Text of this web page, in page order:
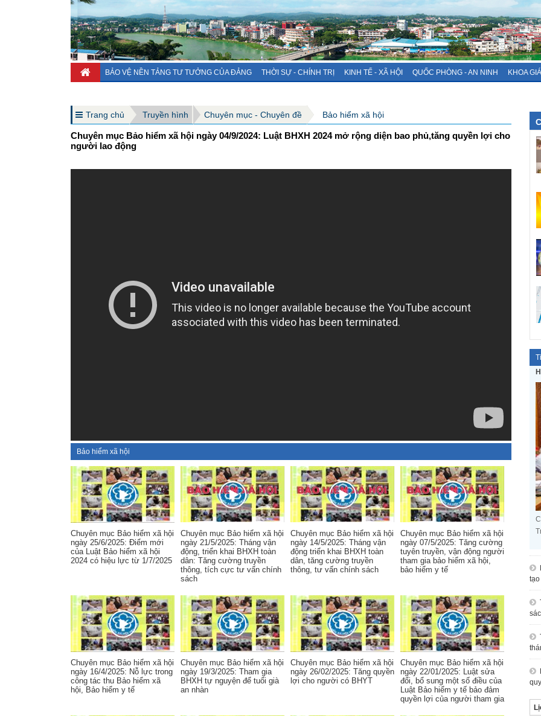
BẢO VỆ NỀN TẢNG TƯ TƯỞNG CỦA ĐẢNG THỜI SỰ - CHÍNH TRỊ KINH TẾ - XÃ HỘI QUỐC PHÒNG - AN NINH KHOA
Trang chủ Truyền hình Chuyên mục - Chuyên đề Bảo hiểm xã hội
Chuyên mục Bảo hiểm xã hội ngày 04/9/2024: Luật BHXH 2024 mở rộng diện bao phủ,tăng quyền lợi cho
người lao động
Bảo hiểm xã hội
Chuyên mục Bảo hiểm xã hội
ngày 25/6/2025: Điểm mới
của Luật Bảo hiểm xã hội
2024 có hiệu lực từ 1/7/2025
Chuyên mục Bảo hiểm xã hội
ngày 21/5/2025: Tháng vận
động, triển khai BHXH toàn
dân: Tăng cường truyền
thông, tích cực tư vấn chính
sách
Chuyên mục Bảo hiểm xã hội
ngày 14/5/2025: Tháng vận
động triển khai BHXH toàn
dân, tăng cường truyền
thông, tư vấn chính sách
Chuyên mục Bảo hiểm xã hội
ngày 07/5/2025: Tăng cường
tuyên truyền, vận động người
tham gia bảo hiểm xã hội,
bảo hiểm y tế
Chuyên mục Bảo hiểm xã hội
ngày 16/4/2025: Nỗ lực trong
công tác thu Bảo hiểm xã
hội, Bảo hiểm y tế
Chuyên mục Bảo hiểm xã hội
ngày 19/3/2025: Tham gia
BHXH tự nguyện để tuổi già
an nhàn
Chuyên mục Bảo hiểm xã hội
ngày 26/02/2025: Tăng quyền
lợi cho người có BHYT
Chuyên mục Bảo hiểm xã hội
ngày 22/01/2025: Luật sửa
đổi, bổ sung một số điều của
Luật Bảo hiểm y tế bảo đảm
quyền lợi của người tham gia